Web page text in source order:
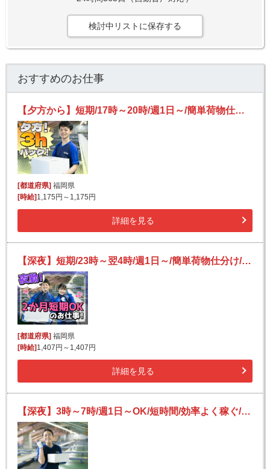
検討中リストに保存する
おすすめのお仕事
【夕方から】短期/17時～20時/週1日～/簡単荷物仕分け/日払い可(規定有)/副業歓迎【2か月間のみ】
[都道府県] 福岡県
[時給] 1,175円～1,175円
詳細を見る
【深夜】短期/23時～翌4時/週1日～/簡単荷物仕分け/日払い可(規定有)/副業歓迎【2か月間のみ】
[都道府県]福岡県
[時給]1,407円～1,407円
詳細を見る
【深夜】3時～7時/週1日～OK/短時間/効率よく稼ぐ/未経験OK/宅配便の仕分け